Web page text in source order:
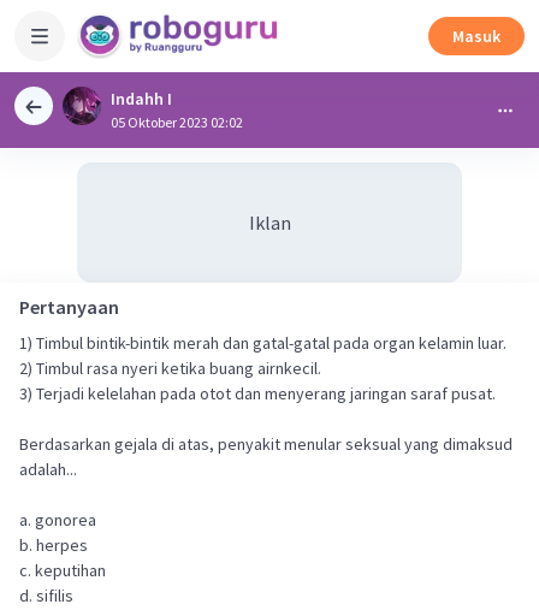
Masuk
Indahh I
05 Oktober 2023 02:02
Iklan
Pertanyaan
1) Timbul bintik-bintik merah dan gatal-gatal pada organ kelamin luar.
2) Timbul rasa nyeri ketika buang airnkecil.
3) Terjadi kelelahan pada otot dan menyerang jaringan saraf pusat.
Berdasarkan gejala di atas, penyakit menular seksual yang dimaksud
adalah...
a. gonorea
b. herpes
c. keputihan
d. sifilis